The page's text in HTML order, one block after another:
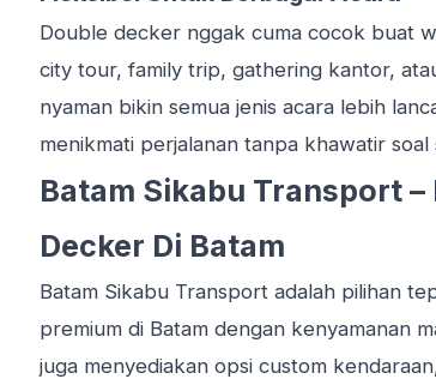
Double decker nggak cuma cocok buat
city tour, family trip, gathering kantor,
nyaman bikin semua jenis acara lebih
menikmati perjalanan tanpa khawatir
Batam Sikabu Transport
Decker Di Batam
Batam Sikabu Transport adalah pilihan
premium di Batam dengan kenyamanan
juga menyediakan opsi custom